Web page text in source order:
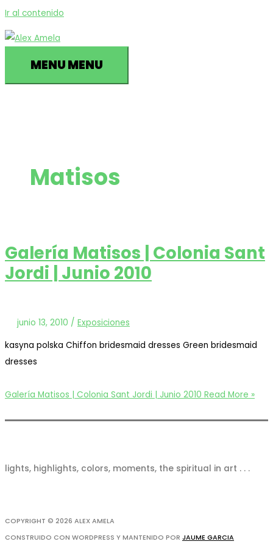
Ir al contenido
MENUMENU
Matisos
Galería Matisos | Colonia Sant
Jordi | Junio 2010
junio 13, 2010 / Exposiciones
kasyna polska Chiffon bridesmaid dresses Green bridesmaid
dresses
Galería Matisos | Colonia Sant Jordi | Junio 2010 Read More »
lights, highlights, colors, moments, the spiritual in art . . .
COPYRIGHT © 2026 ALEX AMELA
CONSTRUIDO CON WORDPRESS Y MANTENIDO POR JAUME GARCIA